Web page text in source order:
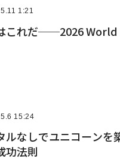
1:21
これだ──2026 World
15:24
ルなしでユニコーン
功法則